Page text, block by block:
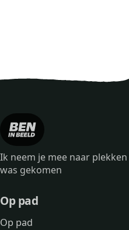
Ik neem je mee naar
was gekomen
Op pad
Op pad